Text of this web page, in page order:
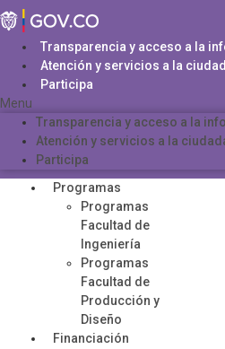
Saltar
al
contenidoTransparencia y acceso a la
Atención y servicios a la
Participa
Menu
Transparencia y acceso a la
Atención y servicios a la
Participa
Programas
Programas
Facultad de
Ingeniería
Programas
Facultad de
Producción y
Diseño
Financiación